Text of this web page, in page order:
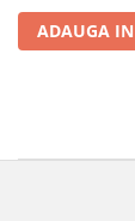
ADAUGA IN